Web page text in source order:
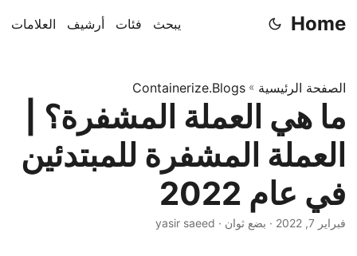
Home يبحث فئات أرشيف العلامات
الصفحة الرئيسية »
Containerize.Blogs
ما هي العملة المشفرة؟ |
العملة المشفرة للمبتدئين
في عام 2022
فبراير 7, 2022 · بضع ثوان · yasir saeed